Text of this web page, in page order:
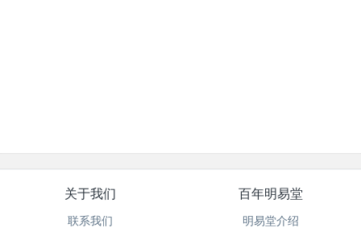
关于我们
联系我们
百年明易堂
明易堂介绍